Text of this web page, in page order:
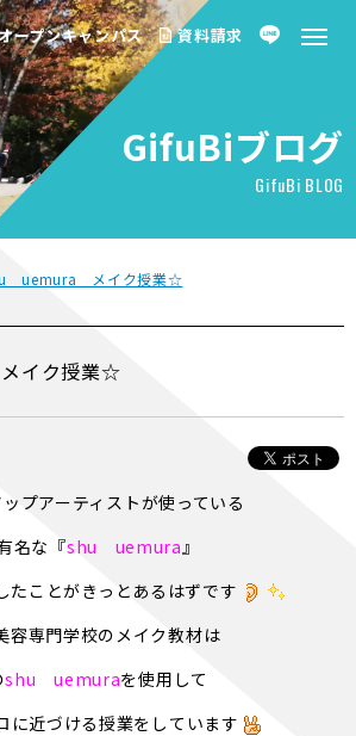
ープンキャンパス 資料請求
GifuBiブログ
GifuBi BLOG
uemura メイク授業☆
イク授業☆
プアーティストが使っている
名な『shu uemura 』
たことがきっとあるはずです
容専門学校のメイク教材は
shu uemuraを使用して
に近づける授業をしています